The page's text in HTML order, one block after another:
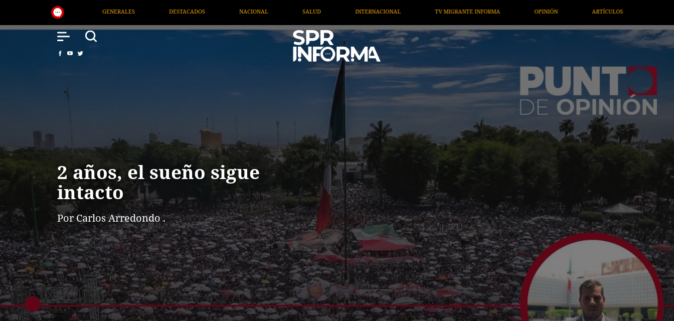
DESTACADOS NACIONAL SALUD INTERNACIONAL TV MIGRANTE INFORMA OPINIÓN ARTÍCULOS ARTE / ENTRETENIMIENTO ECONOMÍA /
2 años, el sueño sigue
intacto
Por Carlos Arredondo .